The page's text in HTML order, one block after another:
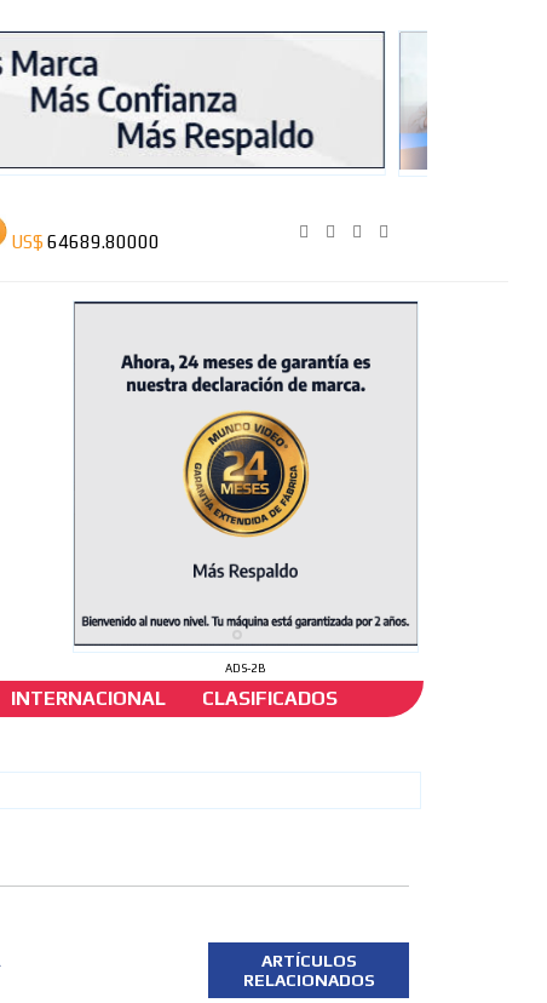
ADS-2B
INTERNACIONAL CLASIFICADOS
ARTÍCULOS
RELACIONADOS